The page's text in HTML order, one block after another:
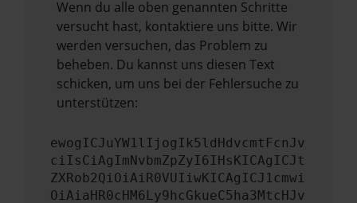
Wenn du alle oben genannten Schritte
versucht hast, kontaktiere uns bitte. Wir
werden versuchen, das Problem zu
beheben. Du kannst uns diesen Text
schicken, um uns bei der Fehlersuche zu
unterstützen:
ewogICJuYW1lIjogIk5ldHdvcmtFcnJv
ciIsCiAgImNvbmZpZyI6IHsKICAgICJt
ZXRob2QiOiAiR0VUIiwKICAgICJ1cmwi
OiAiaHR0cHM6Ly9hcGkueC5ha3MtcHJv